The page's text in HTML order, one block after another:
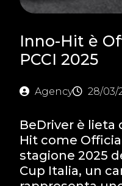
Inno-Hit è
PCCI 2025
Agency 28/03/
BeDriver è lieta
Hit come
stagione 2025
Cup Italia, un